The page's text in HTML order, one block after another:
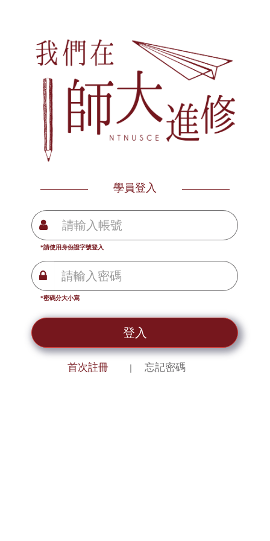
學員登入
*請使用身份證字號登入
*密碼分大小寫
登入
首次註冊 忘記密碼